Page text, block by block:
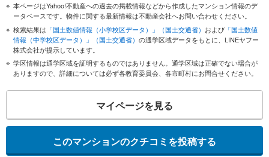
本ページはYahoo!不動産への過去の掲載情報などから作成したマンション情報のデ
ータベースです。物件に関する最新情報は不動産会社へお問い合わせください。
検索結果は 「国土数値情報（小学校区データ）」（国土交通省） および 「国土数値
情報（中学校区データ）」（国土交通省） の通学区域データをもとに、LINEヤフー
株式会社が提示しています。
学区情報は通学区域を証明するものではありません。通学区域は正確でない場合が
ありますので、詳細については必ず各教育委員会、各市町村にお問合せください。
マイページを見る
このマンションのクチコミを投稿する